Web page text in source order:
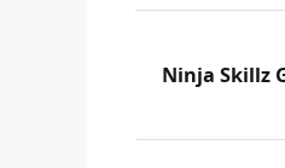
Ninja Skillz